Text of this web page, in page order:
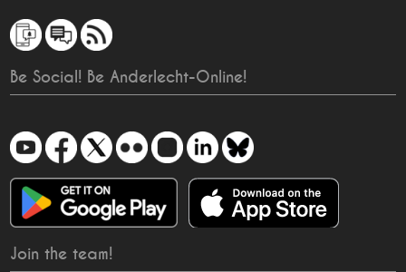
Be Social! Be Anderlecht-Online!
Join the team!